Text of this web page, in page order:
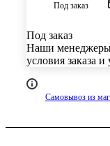
Под заказ
Под заказ
Наши менеджеры
условия заказа
Самовывоз из